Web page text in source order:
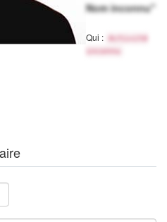
Nom inconnu"
Qui :
Activité
inconnu